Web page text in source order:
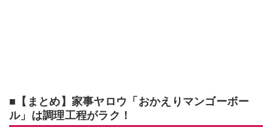
■【まとめ】家事ヤロウ「おかえりマンゴーボー
ル」は調理工程がラク！